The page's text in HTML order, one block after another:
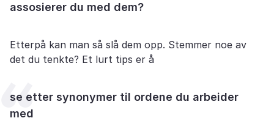
assosierer du med dem?
Etterpå kan man så slå dem opp. Stemmer noe av
det du tenkte? Et lurt tips er å
se etter synonymer til ordene du arbeider
med